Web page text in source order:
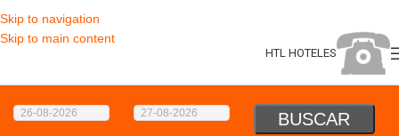
Skip to navigation
Skip to main content
HTL HOTELES